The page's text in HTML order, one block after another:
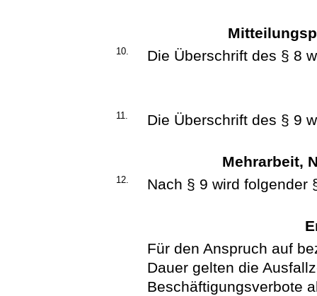
10. Die Überschrift des § 8
11. Die Überschrift des § 9
Mehrarbeit,
12. Nach § 9 wird folgender
Für den Anspruch auf
Dauer gelten die
Beschäftigungsverbote